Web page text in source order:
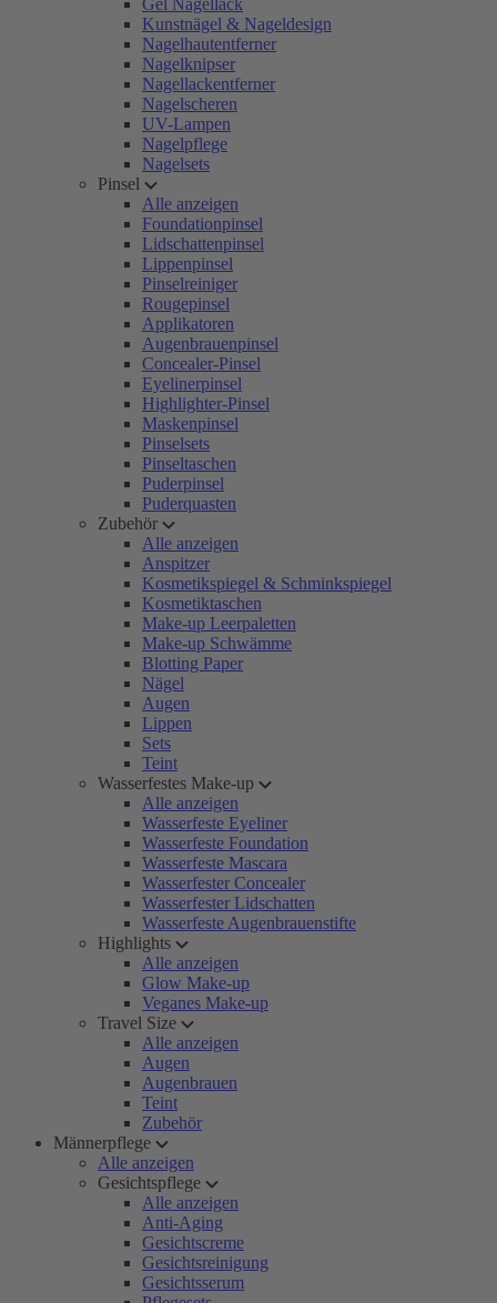
Gel Nagellack
Kunstnägel & Nageldesign
Nagelhautentferner
Nagelknipser
Nagellackentferner
Nagelscheren
UV-Lampen
Nagelpflege
Nagelsets
Pinsel
Alle anzeigen
Foundationpinsel
Lidschattenpinsel
Lippenpinsel
Pinselreiniger
Rougepinsel
Applikatoren
Augenbrauenpinsel
Concealer-Pinsel
Eyelinerpinsel
Highlighter-Pinsel
Maskenpinsel
Pinselsets
Pinseltaschen
Puderpinsel
Puderquasten
Zubehör
Alle anzeigen
Anspitzer
Kosmetikspiegel & Schminkspiegel
Kosmetiktaschen
Make-up Leerpaletten
Make-up Schwämme
Blotting Paper
Nägel
Augen
Lippen
Sets
Teint
Wasserfestes Make-up
Alle anzeigen
Wasserfeste Eyeliner
Wasserfeste Foundation
Wasserfeste Mascara
Wasserfester Concealer
Wasserfester Lidschatten
Wasserfeste Augenbrauenstifte
Highlights
Alle anzeigen
Glow Make-up
Veganes Make-up
Travel Size
Alle anzeigen
Augen
Augenbrauen
Teint
Zubehör
Männerpflege
Alle anzeigen
Gesichtspflege
Alle anzeigen
Anti-Aging
Gesichtscreme
Gesichtsreinigung
Gesichtsserum